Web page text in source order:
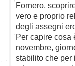
Fornero,
vero e proprio
degli assegni
Per capire cosa
novembre,
stabilito che per